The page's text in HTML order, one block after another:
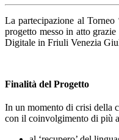
La partecipazione al Torneo
progetto messo in atto
Digitale in Friuli Venezia
Finalità del Progetto
In un momento di crisi della
con il coinvolgimento di più